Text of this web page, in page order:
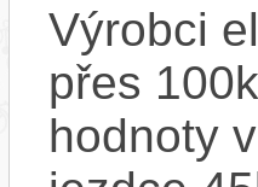
Výrobci
přes
hodnoty